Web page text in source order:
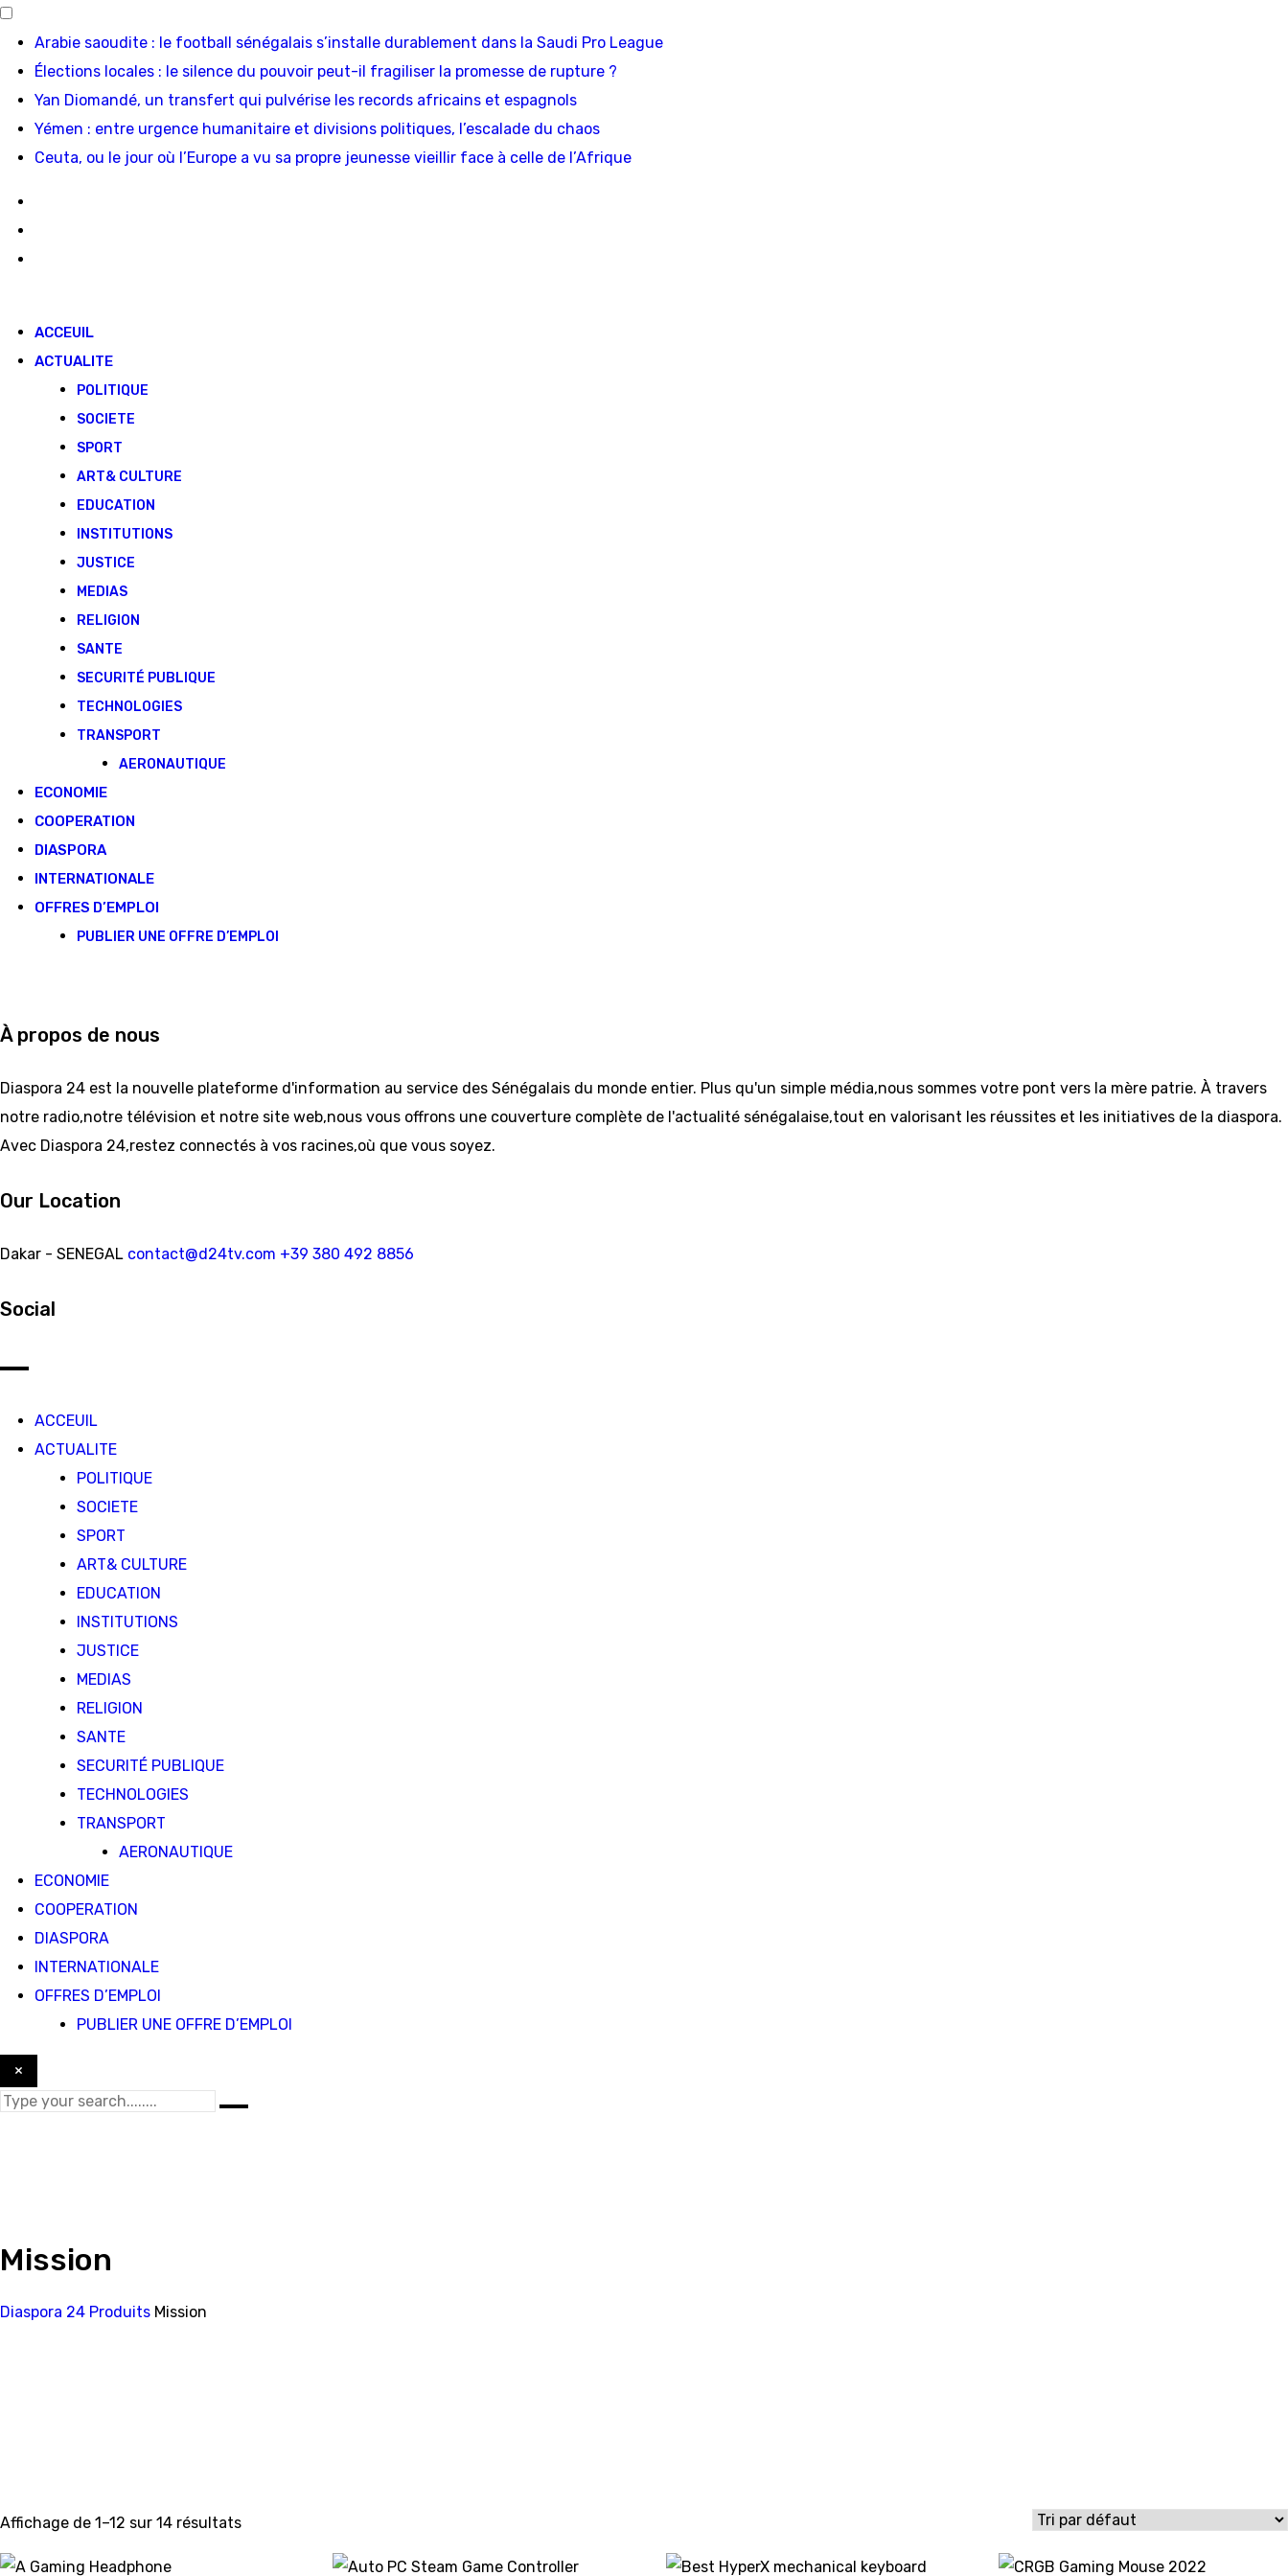
Skip
content
Arabie saoudite : le football sénégalais s’installe durablement dans la Saudi Pro League
Élections locales : le silence du pouvoir peut-il fragiliser la promesse de rupture ?
Yan Diomandé, un transfert qui pulvérise les records africains et espagnols
Yémen : entre urgence humanitaire et divisions politiques, l’escalade du chaos
Ceuta, ou le jour où l’Europe a vu sa propre jeunesse vieillir face à celle de l’Afrique
ACCEUIL
ACTUALITE
POLITIQUE
SOCIETE
SPORT
ART& CULTURE
EDUCATION
INSTITUTIONS
JUSTICE
MEDIAS
RELIGION
SANTE
SECURITÉ PUBLIQUE
TECHNOLOGIES
TRANSPORT
AERONAUTIQUE
ECONOMIE
COOPERATION
DIASPORA
INTERNATIONALE
OFFRES D’EMPLOI
PUBLIER UNE OFFRE D’EMPLOI
À propos de nous
Diaspora 24 est la nouvelle plateforme d'information au service des Sénégalais du monde entier. Plus qu'un simple média,nous sommes votre pont vers la mère patrie. À travers
notre radio,notre télévision et notre site web,nous vous offrons une couverture complète de l'actualité sénégalaise,tout en valorisant les réussites et les initiatives de la diaspora.
Avec Diaspora 24,restez connectés à vos racines,où que vous soyez.
Our Location
Dakar - SENEGAL contact@d24tv.com +39 380 492 8856
Social
ACCEUIL
ACTUALITE
POLITIQUE
SOCIETE
SPORT
ART& CULTURE
EDUCATION
INSTITUTIONS
JUSTICE
MEDIAS
RELIGION
SANTE
SECURITÉ PUBLIQUE
TECHNOLOGIES
TRANSPORT
AERONAUTIQUE
ECONOMIE
COOPERATION
DIASPORA
INTERNATIONALE
OFFRES D’EMPLOI
PUBLIER UNE OFFRE D’EMPLOI
×
Mission
Diaspora 24 Produits Mission
Affichage de 1–12 sur 14 résultats